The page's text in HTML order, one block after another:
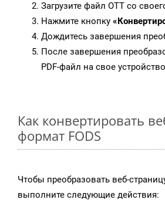
Загрузите файл OTT со
Нажмите кнопку
Дождитесь завершения
После завершения
PDF-файл на свое
Как конвертировать
формат FODS
Чтобы преобразовать веб-
выполните следующие действия: